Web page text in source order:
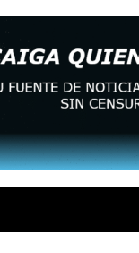
AGOSTO 9, 2026
AGOSTO 9, 2026